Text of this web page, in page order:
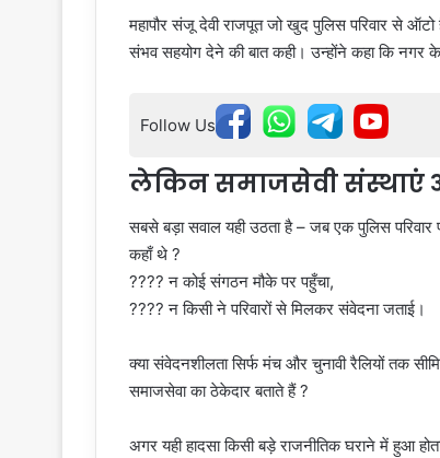
महापौर संजू देवी राजपूत जो खुद पुलिस परिवार से
संभव सहयोग देने की बात कही। उन्होंने कहा कि नगर
Follow Us
लेकिन समाजसेवी संस्थाएं
सबसे बड़ा सवाल यही उठता है – जब एक पुलिस
कहाँ थे ?
???? न कोई संगठन मौके पर पहुँचा,
???? न किसी ने परिवारों से मिलकर संवेदना जताई।
क्या संवेदनशीलता सिर्फ मंच और चुनावी रैलियों तक
समाजसेवा का ठेकेदार बताते हैं ?
अगर यही हादसा किसी बड़े राजनीतिक घराने में हुआ